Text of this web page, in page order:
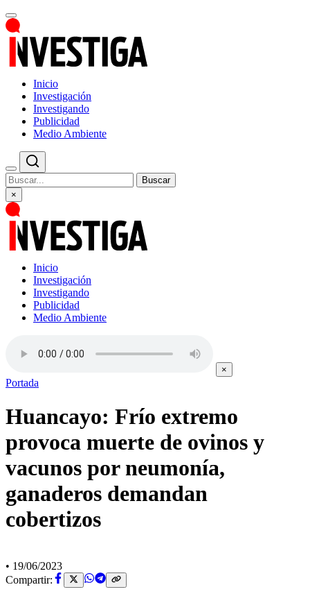
Inicio
Investigación
Investigando
Publicidad
Medio Ambiente
Buscar
×
Inicio
Investigación
Investigando
Publicidad
Medio Ambiente
×
Portada
Huancayo: Frío extremo
provoca muerte de ovinos y
vacunos por neumonía,
ganaderos demandan
cobertizos
• 19/06/2023
Compartir: